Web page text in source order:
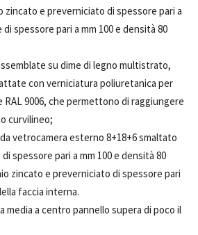
zincato e preverniciato di spessore pari a
di spessore pari a mm 100 e densità 80
su dime di legno multistrato,
con verniciatura poliuretanica per
9006, che permettono di raggiungere
curvilineo;
vetrocamera esterno 8+18+6 smaltato
di spessore pari a mm 100 e densità 80
zincato e preverniciato di spessore pari
faccia interna.
media a centro pannello supera di poco il